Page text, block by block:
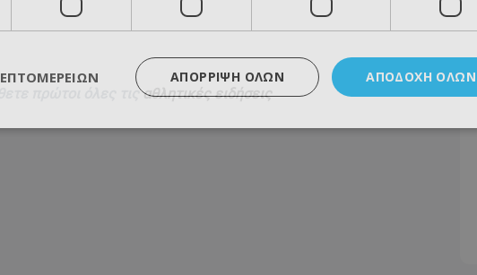
πρώτοι όλες τιςαθλητικές ειδήσεις
ΑΠΟΔΟΧΉ ΌΛΩΝ
ΑΠΌΡΡΙΨΗ ΌΛΩΝ